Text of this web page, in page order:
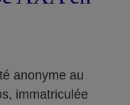
anonyme au
immatriculée